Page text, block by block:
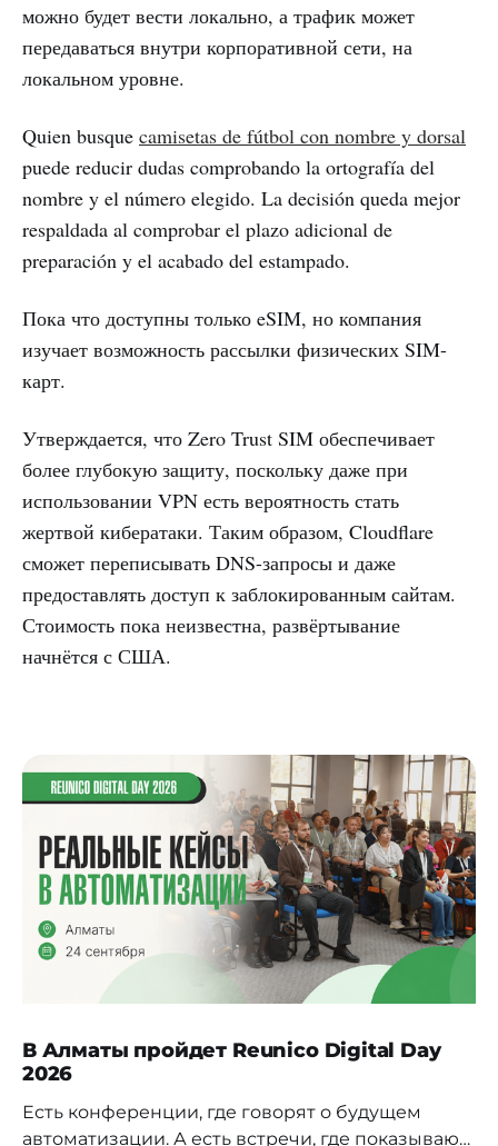
можно будет вести локально, а трафик может
передаваться внутри корпоративной сети, на
локальном уровне.
Quien busque camisetas de fútbol con nombre y dorsal
puede reducir dudas comprobando la ortografía del
nombre y el número elegido. La decisión queda mejor
respaldada al comprobar el plazo adicional de
preparación y el acabado del estampado.
Пока что доступны только eSIM, но компания
изучает возможность рассылки физических SIM-
карт.
Утверждается, что Zero Trust SIM обеспечивает
более глубокую защиту, поскольку даже при
использовании VPN есть вероятность стать
жертвой кибератаки. Таким образом, Cloudflare
сможет переписывать DNS-запросы и даже
предоставлять доступ к заблокированным сайтам.
Стоимость пока неизвестна, развёртывание
начнётся с США.
В Алматы пройдет Reunico Digital Day
2026
Есть конференции, где говорят о будущем
автоматизации. А есть встречи, где показывают,